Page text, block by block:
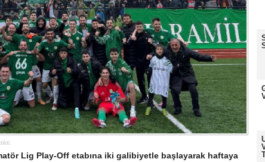
Lig Play-Off etabına iki galibiyetle başlayarak haftaya